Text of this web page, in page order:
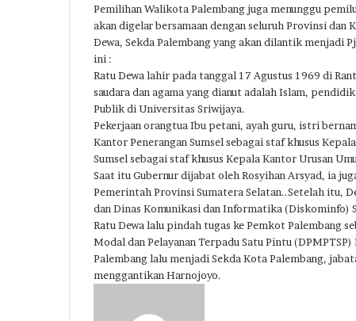
Pemilihan Walikota Palembang juga menunggu
akan digelar bersamaan dengan seluruh Provinsi
Dewa, Sekda Palembang yang akan dilantik menjadi
ini :
Ratu Dewa lahir pada tanggal 17 Agustus 1969 di
saudara dan agama yang dianut adalah Islam,
Publik di Universitas Sriwijaya.
Pekerjaan orangtua Ibu petani, ayah guru, istri
Kantor Penerangan Sumsel sebagai staf khusus
Sumsel sebagai staf khusus Kepala Kantor Urusan
Saat itu Gubernur dijabat oleh Rosyihan Arsyad, ia
Pemerintah Provinsi Sumatera Selatan..Setelah itu,
dan Dinas Komunikasi dan Informatika (Diskominfo)
Ratu Dewa lalu pindah tugas ke Pemkot Palembang
Modal dan Pelayanan Terpadu Satu Pintu
Palembang lalu menjadi Sekda Kota Palembang,
menggantikan Harnojoyo.